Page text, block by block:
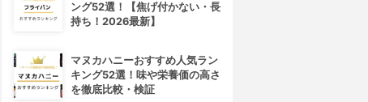
BENEFIQUE(ベネフィーク)
セオティ マスカラベース (ブラ
3.85(1)
¥2,350
ETUDE(エチュード)
ング52選！【焦げ付かない・長
持ち！2026最新】
マヌカハニーおすすめ人気ラン
キング52選！味や栄養価の高さ
を徹底比較・検証